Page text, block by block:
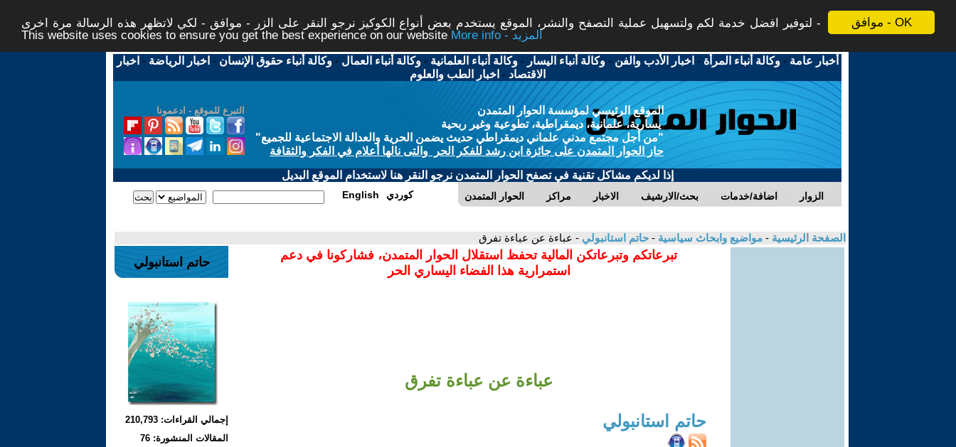
موافق - OK
لتوفير افضل خدمة لكم ولتسهيل عملية التصفح والنشر، الموقع يستخدم بعض أنواع الكوكيز نرجو النقر على الزر - موافق - لكي لاتظهر هذه الرسالة مرة اخرى -
This website uses cookies to ensure you get the best experience on our website
More info - المزيد
أخبار عامة -وكالة أنباء المرأة - اخبار الأدب والفن -وكالة أنباء اليسار -وكالة أنباء العلمانية -وكالة أنباء العمال -وكالة أنباء حقوق الإنسان - اخبار الرياضة - اخبار
الاقتصاد - اخبار الطب والعلوم
التبرع للموقع - ادعمونا
الموقع الرئيسي لمؤسسة الحوار المتمدن
يسارية، علمانية، ديمقراطية، تطوعية وغير ربحية
"من أجل مجتمع مدني علماني ديمقراطي حديث يضمن الحرية والعدالة الاجتماعية للجميع"
حاز الحوار المتمدن على جائزة ابن رشد للفكر الحر والتى نالها أعلام في الفكر والثقافة
إذا لديكم مشاكل تقنية في تصفح الحوار المتمدن نرجو النقر هنا لاستخدام الموقع البديل
الحوار المتمدن مراكز الاخبار بحث/الارشيف اضافة/خدمات الزوار English كوردي
الصفحة الرئيسية - مواضيع وابحاث سياسية - حاتم استانبولي - عباءة عن عباءة تفرق
تبرعاتكم وتبرعاتكن المالية تحفظ استقلال الحوار المتمدن، فشاركونا في دعم
استمرارية هذا الفضاء اليساري الحر
عباءة عن عباءة تفرق
حاتم استانبولي
حاتم استانبولي
إجمالي القراءات: 210,793
المقالات المنشورة: 76